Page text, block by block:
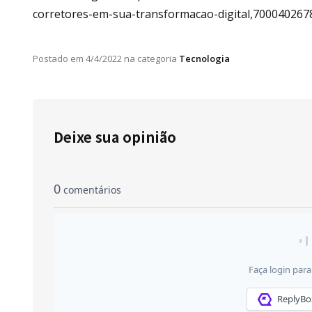
corretores-em-sua-transformacao-
Postado em 4/4/2022 na categoria Tecnologia
Deixe sua opinião